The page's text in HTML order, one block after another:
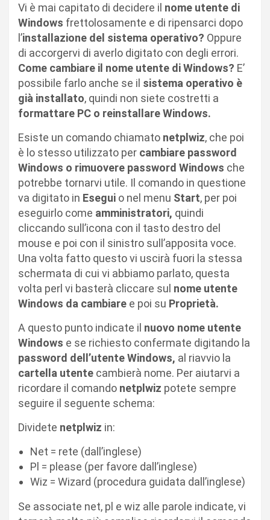
Vi è mai capitato di decidere il nome utente di
Windows frettolosamente e di ripensarci dopo
l’installazione del sistema operativo? Oppure
di accorgervi di averlo digitato con degli errori.
Come cambiare il nome utente di Windows? E’
possibile farlo anche se il sistema operativo è
già installato, quindi non siete costretti a
formattare PC o reinstallare Windows.
Esiste un comando chiamato netplwiz, che poi
è lo stesso utilizzato per cambiare password
Windows o rimuovere password Windows che
potrebbe tornarvi utile. Il comando in questione
va digitato in Esegui o nel menu Start, per poi
eseguirlo come amministratori, quindi
cliccando sull’icona con il tasto destro del
mouse e poi con il sinistro sull’apposita voce.
Una volta fatto questo vi uscirà fuori la stessa
schermata di cui vi abbiamo parlato, questa
volta perl vi basterà cliccare sul nome utente
Windows da cambiare e poi su Proprietà.
A questo punto indicate il nuovo nome utente
Windows e se richiesto confermate digitando la
password dell’utente Windows, al riavvio la
cartella utente cambierà nome. Per aiutarvi a
ricordare il comando netplwiz potete sempre
seguire il seguente schema:
Dividete netplwiz in:
Net = rete (dall’inglese)
Pl = please (per favore dall’inglese)
Wiz = Wizard (procedura guidata dall’inglese)
Se associate net, pl e wiz alle parole indicate, vi